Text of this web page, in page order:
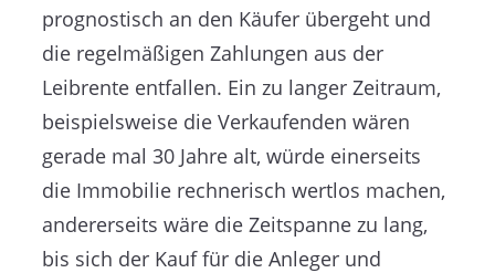
prognostisch an den Käufer übergeht und
die regelmäßigen Zahlungen aus der
Leibrente entfallen. Ein zu langer Zeitraum,
beispielsweise die Verkaufenden wären
gerade mal 30 Jahre alt, würde einerseits
die Immobilie rechnerisch wertlos machen,
andererseits wäre die Zeitspanne zu lang,
bis sich der Kauf für die Anleger und